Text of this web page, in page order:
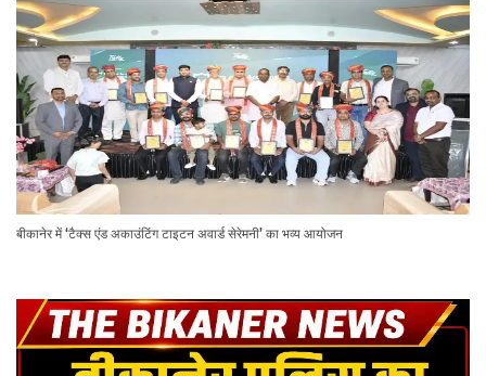
बीकानेर में ‘टैक्स एंड अकाउंटिंग टाइटन अवार्ड सेरेमनी’ का भव्य आयोजन